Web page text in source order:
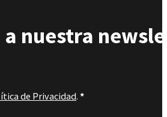
nuestra
de Privacidad. *